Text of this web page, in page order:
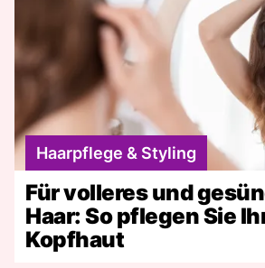
Haarpflege & Styling
Für volleres und
Haar: So pflegen Sie
Kopfhaut